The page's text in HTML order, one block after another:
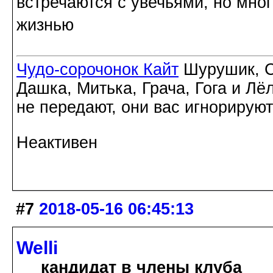
жизнью
Чудо-сорочонок Кайт Шурушик,
Дашка, Митька, Грача, Гога и
не передают, они вас игнорируют
Неактивен
#7 2018-05-16 06:45:13
Welli
кандидат в члены клуба